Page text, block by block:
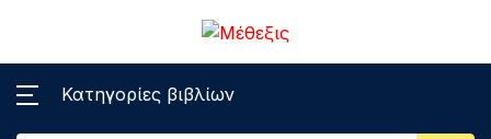
Κατηγορίες βιβλίων